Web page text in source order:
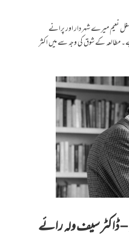
نعیم میرے شہر دار اور پرانے
کے شوق کی وجہ سے میں اکثر
– ڈاکٹر سیف ولہ رائے